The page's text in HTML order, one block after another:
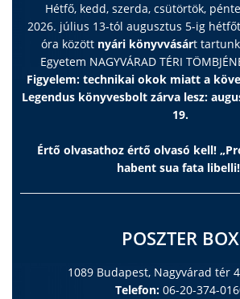
Hétfő, kedd, szerda, csütörtök,
2026. július 13-tól augusztus 5-ig
óra között nyári könyvvásárt
Egyetem NAGYVÁRAD TÉRI
Figyelem: technikai okok miatt a
Legendus könyvesbolt zárva lesz:
19.
Értő olvasathoz értő olvasó kell!
habent sua fata
POSZTER BOX
1089 Budapest, Nagyvárad tér
Telefon: 06-20-374-